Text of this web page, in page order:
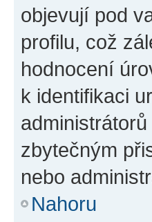
objevují pod
profilu, což
hodnocení
k identifikaci
zbytečným
nebo
Nahoru